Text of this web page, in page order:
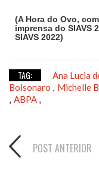
(A Hora do Ovo,
imprensa do SIAVS
SIAVS 2022)
TAG: Ana Lucia
Bolsonaro , Michelle
, ABPA ,
POST ANTERIOR